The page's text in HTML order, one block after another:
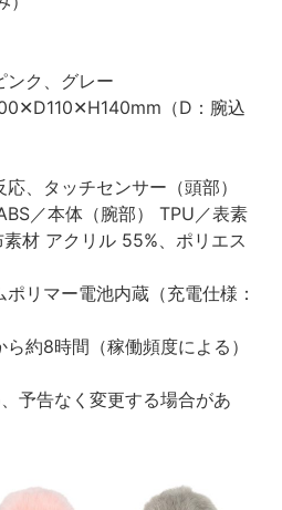
ンク、グレー
（D：腕込
、タッチセンサー（頭部）
／本体（腕部） TPU／表素
材 アクリル 55%、ポリエス
リマー電池内蔵（充電仕様：
約8時間（稼働頻度による）
予告なく変更する場合があ